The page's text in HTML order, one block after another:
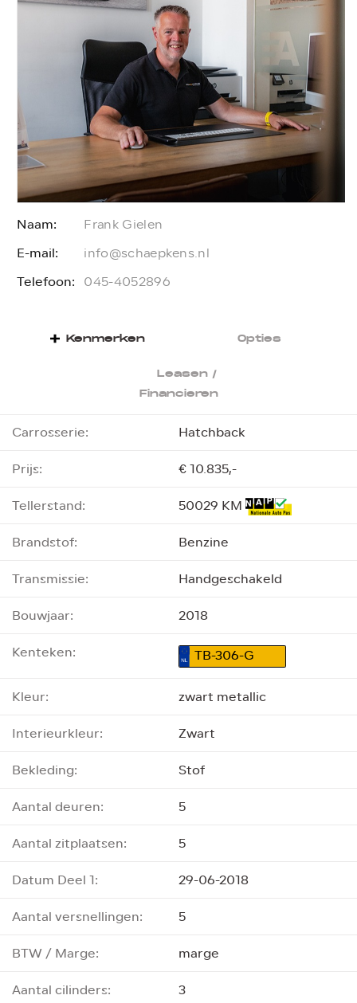
Naam: Frank Gielen
E-mail: info@schaepkens.nl
Telefoon: 045-4052896
Kenmerken Opties
Leasen /
Financieren
Carrosserie:
Hatchback
Prijs:
€ 10.835,-
Tellerstand:
50029 KM
Brandstof:
Benzine
Transmissie:
Handgeschakeld
Bouwjaar:
2018
Kenteken:
TB-306-G
Kleur:
zwart metallic
Interieurkleur:
Zwart
Bekleding:
Stof
Aantal deuren:
5
Aantal zitplaatsen:
5
Datum Deel 1:
29-06-2018
Aantal versnellingen:
5
BTW / Marge:
marge
Aantal cilinders:
3